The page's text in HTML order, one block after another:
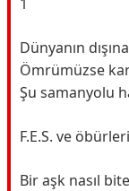
Dünyanın
Ömrümüzse
Şu samanyolu
F.E.S. ve
Bir aşk nasıl